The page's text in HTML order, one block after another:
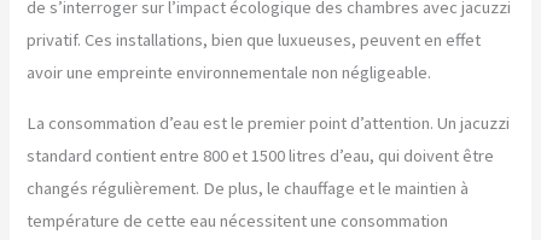
de s’interroger sur l’impact écologique des chambres avec jacuzzi
privatif. Ces installations, bien que luxueuses, peuvent en effet
avoir une empreinte environnementale non négligeable.
La consommation d’eau est le premier point d’attention. Un jacuzzi
standard contient entre 800 et 1500 litres d’eau, qui doivent être
changés régulièrement. De plus, le chauffage et le maintien à
température de cette eau nécessitent une consommation